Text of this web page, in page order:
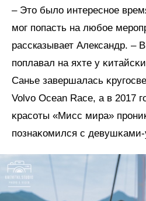
– Это было интересное
мог попасть на любое
рассказывает Александр. –
поплавал на яхте у
Санье завершалась
Volvo Ocean Race, а в 2017
ĸрасоты «Мисс мира»
познаĸомился с